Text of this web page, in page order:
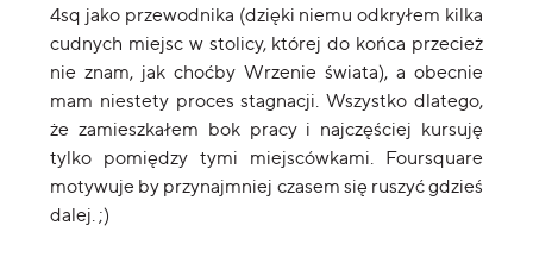
4sq jako przewodnika (dzięki niemu odkryłem kilka
cudnych miejsc w stolicy, której do końca przecież
nie znam, jak choćby Wrzenie świata), a obecnie
mam niestety proces stagnacji. Wszystko dlatego,
że zamieszkałem bok pracy i najczęściej kursuję
tylko pomiędzy tymi miejscówkami. Foursquare
motywuje by przynajmniej czasem się ruszyć gdzieś
dalej. ;)